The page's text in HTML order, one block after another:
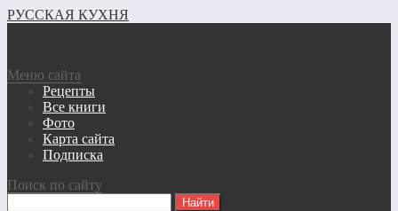
РУССКАЯ КУХНЯ
Меню сайта
Рецепты
Все книги
Фото
Карта сайта
Подписка
Поиск по сайту